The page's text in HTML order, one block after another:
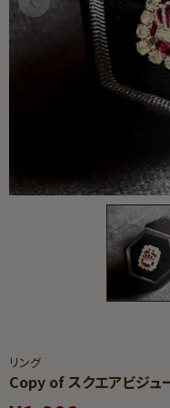
リング
Copy of スクエアビジュ